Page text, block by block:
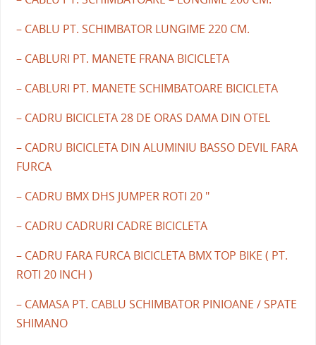
– CABLU PT. SCHIMBATOR LUNGIME 220 CM.
– CABLURI PT. MANETE FRANA BICICLETA
– CABLURI PT. MANETE SCHIMBATOARE BICICLETA
– CADRU BICICLETA 28 DE ORAS DAMA DIN OTEL
– CADRU BICICLETA DIN ALUMINIU BASSO DEVIL FARA
FURCA
– CADRU BMX DHS JUMPER ROTI 20 "
– CADRU CADRURI CADRE BICICLETA
– CADRU FARA FURCA BICICLETA BMX TOP BIKE ( PT.
ROTI 20 INCH )
– CAMASA PT. CABLU SCHIMBATOR PINIOANE / SPATE
SHIMANO